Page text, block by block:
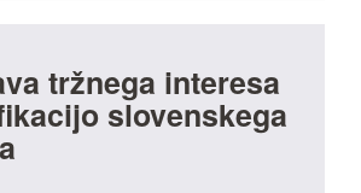
tržnega interesa
slovenskega